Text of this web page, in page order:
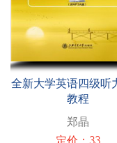
全新大学英语四级听
教程
郑晶